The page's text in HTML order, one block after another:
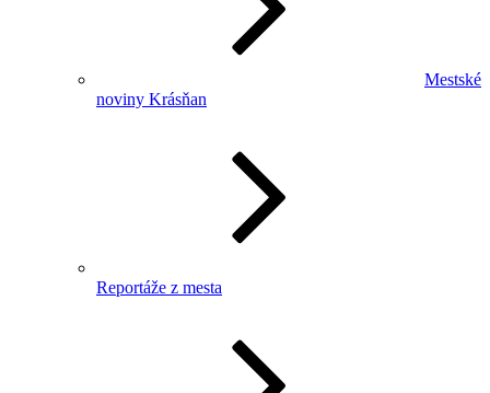
Mestské
noviny Krásňan
Reportáže z mesta